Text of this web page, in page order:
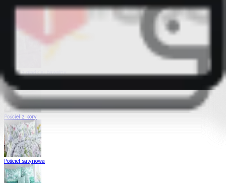
Pościel z gładkiej bawełny
Pościel z kory
Pościel satynowa